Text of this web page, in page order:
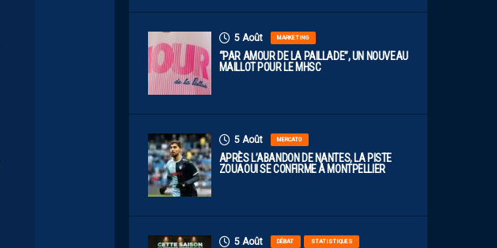
5 Août MARKETING
“PAR AMOUR DE LA PAILLADE”, UN NOUVEAU
MAILLOT POUR LE MHSC
5 Août MERCATO
APRÈS L’ABANDON DE NANTES, LA PISTE
ZOUAOUI SE CONFIRME À MONTPELLIER
5 Août DÉBAT STATISTIQUES